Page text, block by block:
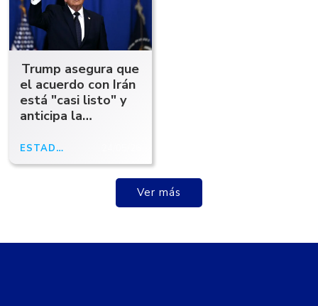
Trump asegura que
el acuerdo con Irán
está "casi listo" y
anticipa la
estrecho de Ormuz
ESTADOS UNIDOS
Ver más